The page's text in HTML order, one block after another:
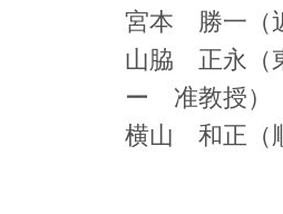
宮本 勝一（
山脇 正永（
ー 准教授）
横山 和正（